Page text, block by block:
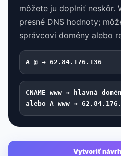
môžete ju doplniť neskôr.
presné DNS hodnoty;
správcovi domény alebo
A @ → 62.84.176.136
CNAME www → hlavná
alebo A www →
Vytvoriť